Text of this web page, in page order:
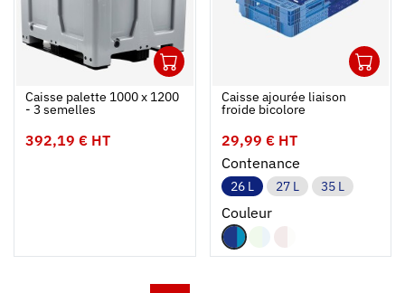
Ajouter au panier
Caisse palette 1000 x 1200
- 3 semelles
392,19 € HT
Caisse ajourée liaison
froide bicolore
29,99 € HT
Contenance
26 L 27 L 35 L
Couleur